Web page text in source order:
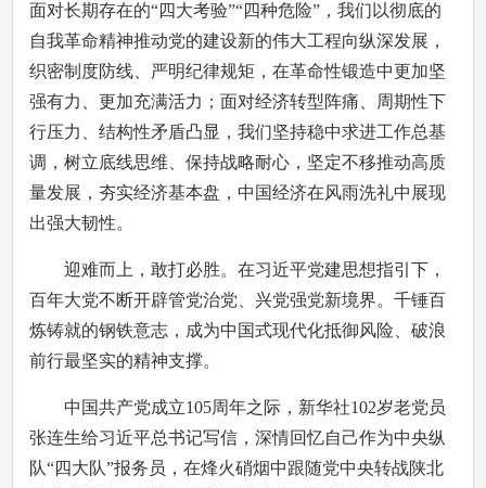
面对长期存在的“四大考验”“四种危险”，我们以彻底的
自我革命精神推动党的建设新的伟大工程向纵深发展，
织密制度防线、严明纪律规矩，在革命性锻造中更加坚
强有力、更加充满活力；面对经济转型阵痛、周期性下
行压力、结构性矛盾凸显，我们坚持稳中求进工作总基
调，树立底线思维、保持战略耐心，坚定不移推动高质
量发展，夯实经济基本盘，中国经济在风雨洗礼中展现
出强大韧性。
迎难而上，敢打必胜。在习近平党建思想指引下，
百年大党不断开辟管党治党、兴党强党新境界。千锤百
炼铸就的钢铁意志，成为中国式现代化抵御风险、破浪
前行最坚实的精神支撑。
中国共产党成立105周年之际，新华社102岁老党员
张连生给习近平总书记写信，深情回忆自己作为中央纵
队“四大队”报务员，在烽火硝烟中跟随党中央转战陕北